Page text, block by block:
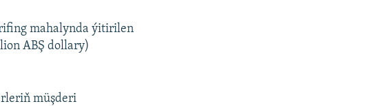
mahalynda ýitirilen
ABŞ dollary)
müşderi